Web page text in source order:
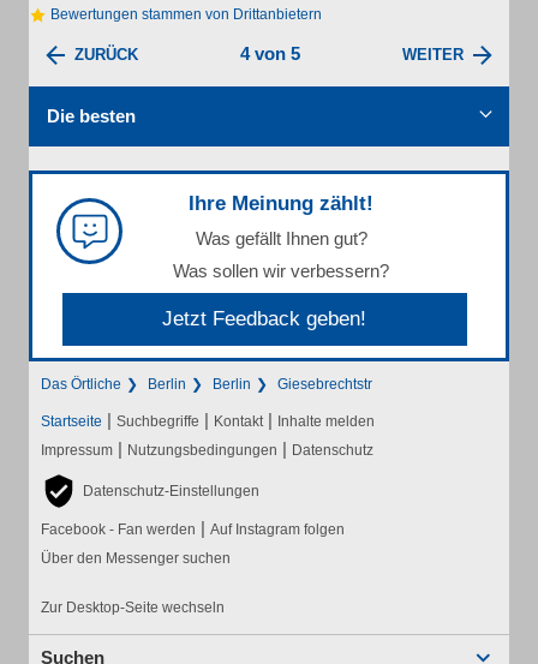
Bewertungen stammen von Drittanbietern
ZURÜCK 4 von 5 WEITER
Die besten
Ihre Meinung zählt!
Was gefällt Ihnen gut?
Was sollen wir verbessern?
Jetzt Feedback geben!
Das Örtliche Berlin Berlin Giesebrechtstr
Startseite | Suchbegriffe | Kontakt | Inhalte melden
Impressum | Nutzungsbedingungen | Datenschutz
Datenschutz-Einstellungen
Facebook - Fan werden | Auf Instagram folgen
Über den Messenger suchen
Zur Desktop-Seite wechseln
Suchen